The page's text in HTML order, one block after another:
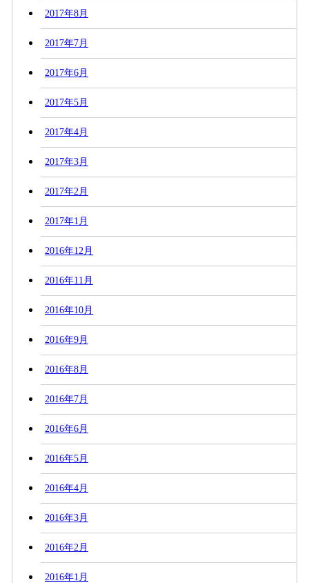
2017年8月
2017年7月
2017年6月
2017年5月
2017年4月
2017年3月
2017年2月
2017年1月
2016年12月
2016年11月
2016年10月
2016年9月
2016年8月
2016年7月
2016年6月
2016年5月
2016年4月
2016年3月
2016年2月
2016年1月